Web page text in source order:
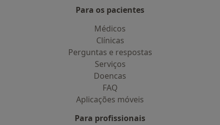
Para os pacientes
Médicos
Clínicas
Perguntas e respostas
Serviços
Doencas
FAQ
Aplicações móveis
Para profissionais